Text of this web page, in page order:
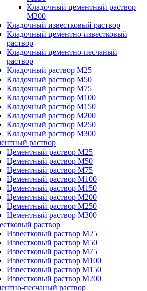
Кладочный цементный раствор
М200
Кладочный известковый раствор
Кладочный цементно-известковый
раствор
Кладочный цементно-песчаный
раствор
Кладочный раствор М25
Кладочный раствор М50
Кладочный раствор М75
Кладочный раствор М100
Кладочный раствор М150
Кладочный раствор М200
Кладочный раствор М250
Кладочный раствор М300
раствор
Цементный раствор М25
Цементный раствор М50
Цементный раствор М75
Цементный раствор М100
Цементный раствор М150
Цементный раствор М200
Цементный раствор М250
Цементный раствор М300
раствор
Известковый раствор М25
Известковый раствор М50
Известковый раствор М75
Известковый раствор М100
Известковый раствор М150
Известковый раствор М200
песчаный раствор